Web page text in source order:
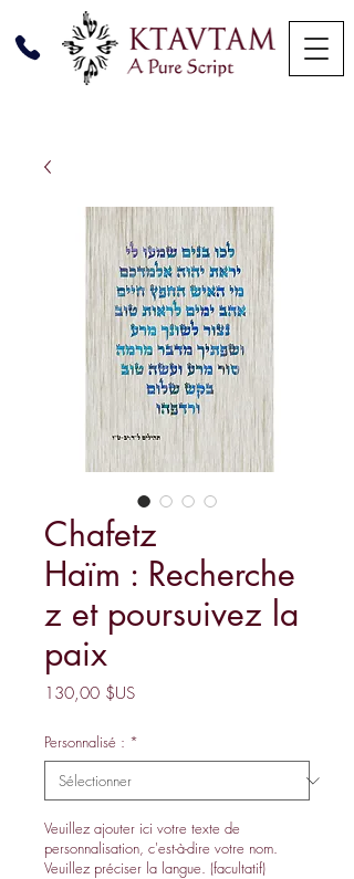
Chafetz
Haïm : Recherche
z et poursuivez la
paix
130,00 $USPrix
Personnalisé : *
Veuillez ajouter ici votre texte de
personnalisation, c'est-à-dire votre nom.
Veuillez préciser la langue. (facultatif)